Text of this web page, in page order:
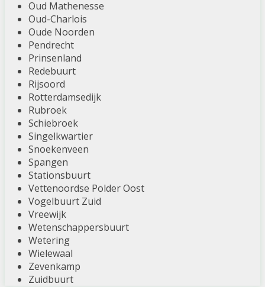
Oud Mathenesse
Oud-Charlois
Oude Noorden
Pendrecht
Prinsenland
Redebuurt
Rijsoord
Rotterdamsedijk
Rubroek
Schiebroek
Singelkwartier
Snoekenveen
Spangen
Stationsbuurt
Vettenoordse Polder Oost
Vogelbuurt Zuid
Vreewijk
Wetenschappersbuurt
Wetering
Wielewaal
Zevenkamp
Zuidbuurt